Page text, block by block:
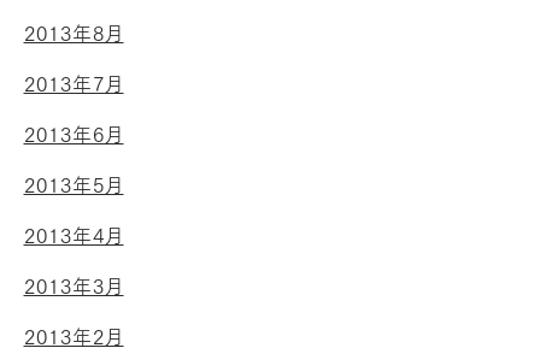
2013年8月
2013年7月
2013年6月
2013年5月
2013年4月
2013年3月
2013年2月